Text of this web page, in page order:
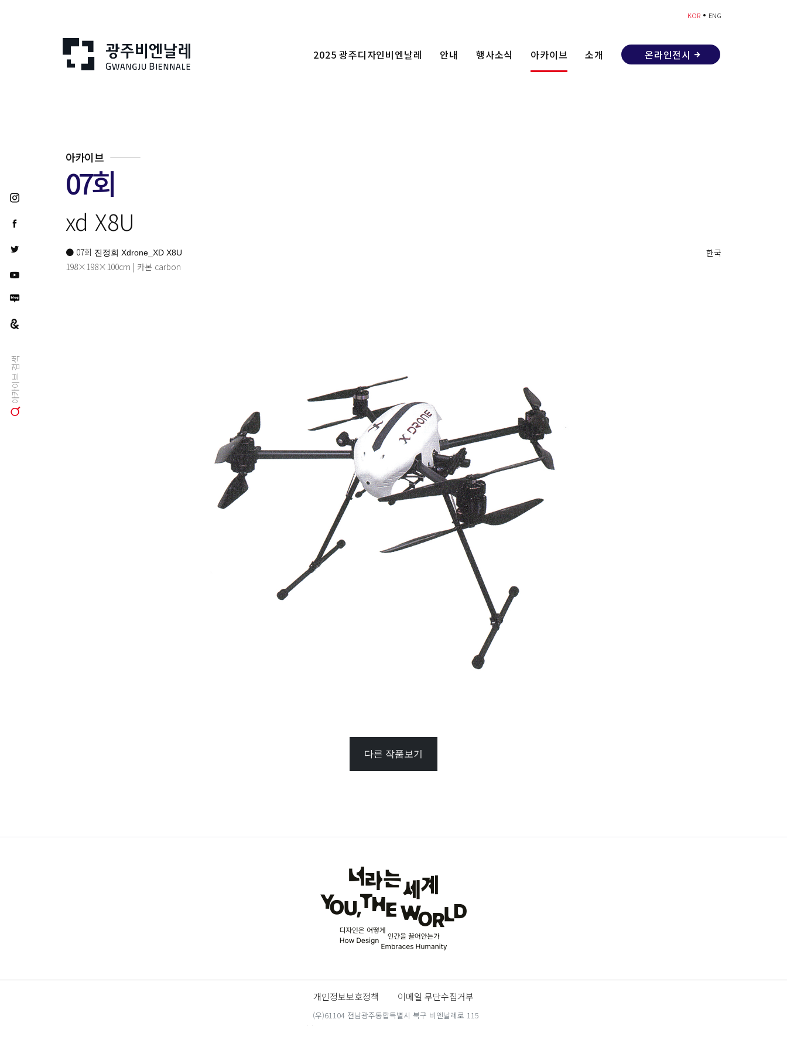
KOR • ENG
2025 광주디자인비엔날레 안내 행사소식 아카이브 소개 온라인전시
아카이브
07회
xd X8U
● 07회 진정회 Xdrone_XD X8U
한국
198×198×100cm | 카본 carbon
다른 작품보기
아카이브 검색
개인정보보호정책 이메일 무단수집거부
(우)61104 전남광주통합특별시 북구 비엔날레로 115